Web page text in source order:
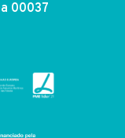
00037